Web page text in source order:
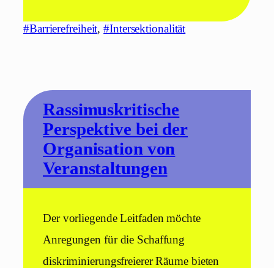
#Barrierefreiheit, #Intersektionalität
Rassimuskritische
Perspektive bei der
Organisation von
Veranstaltungen
Der vorliegende Leitfaden möchte
Anregungen für die Schaffung
diskriminierungsfreierer Räume bieten